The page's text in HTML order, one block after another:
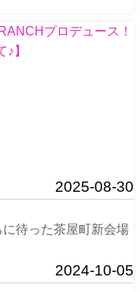
プロデュース！
】
2025-08-30
待った茶屋町新会場
2024-10-05